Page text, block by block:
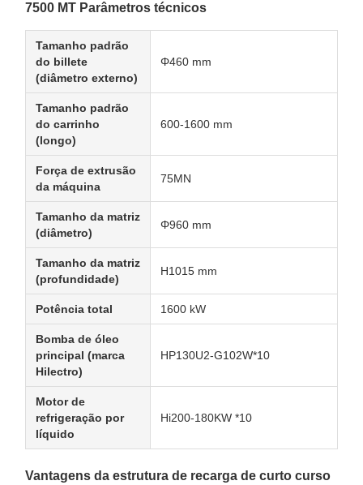
7500 MT Parâmetros técnicos
Tamanho padrão
do billete
(diâmetro externo)
Φ460 mm
Tamanho padrão
do carrinho
(longo)
600-1600 mm
Força de extrusão
da máquina
75MN
Tamanho da matriz
(diâmetro)
Φ960 mm
Tamanho da matriz
(profundidade)
H1015 mm
Potência total 1600 kW
Bomba de óleo
principal (marca
Hilectro)
HP130U2-G102W*10
Motor de
refrigeração por
líquido
Hi200-180KW *10
Vantagens da estrutura de recarga de curto curso